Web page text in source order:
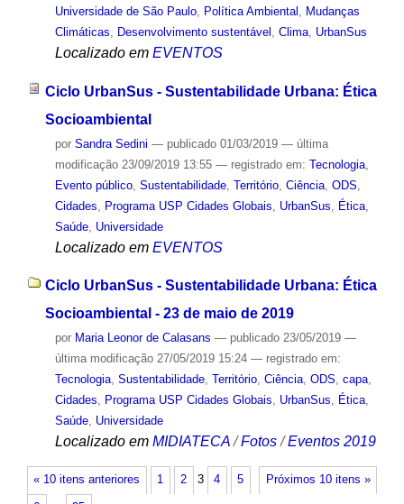
Universidade de São Paulo, Política Ambiental
Mudanças
Climáticas
Desenvolvimento sustentável Clima, UrbanSus
Localizado em EVENTOS
Ciclo UrbanSus - Sustentabilidade Urbana: Ética
Socioambiental
por Sandra Sedini — publicado01/03/2019 — última
modificação23/09/2019 13:55 — registrado em: Tecnologia,
Evento público, Sustentabilidade, Território, Ciência, ODS
Cidades
Programa USP Cidades Globais UrbanSus Ética,
Saúde, Universidade
Localizado em EVENTOS
Ciclo UrbanSus - Sustentabilidade Urbana: Ética
Socioambiental - 23 de maio de 2019
por Maria Leonor de Calasans — publicado23/05/2019 —
última modificação27/05/2019 15:24 — registrado em:
Tecnologia, Sustentabilidade, Território, Ciência, ODS, capa,
Cidades, Programa USP Cidades Globais, UrbanSus, Ética,
Saúde, Universidade
Localizado em MIDIATECA /Fotos /Eventos 2019
« 10 itens anteriores Próximos 10 itens »
1 2 3 4 5